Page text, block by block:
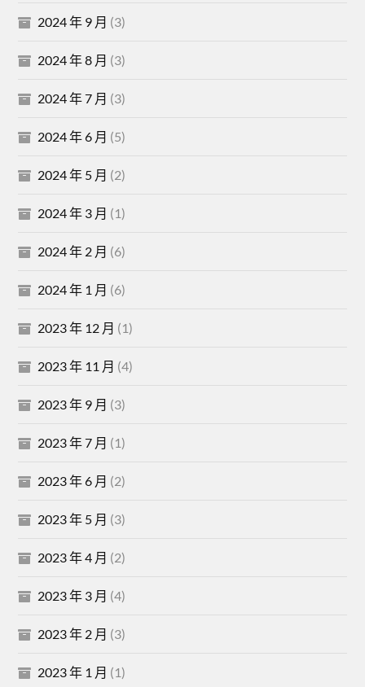
2024 年 9 月 (3)
2024 年 8 月 (3)
2024 年 7 月 (3)
2024 年 6 月 (5)
2024 年 5 月 (2)
2024 年 3 月 (1)
2024 年 2 月 (6)
2024 年 1 月 (6)
2023 年 12 月 (1)
2023 年 11 月 (4)
2023 年 9 月 (3)
2023 年 7 月 (1)
2023 年 6 月 (2)
2023 年 5 月 (3)
2023 年 4 月 (2)
2023 年 3 月 (4)
2023 年 2 月 (3)
2023 年 1 月 (1)